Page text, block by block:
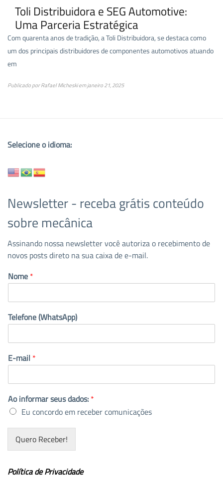
Toli Distribuidora e SEG Automotive:
Uma Parceria Estratégica
Com quarenta anos de tradição, a Toli Distribuidora, se destaca como
um dos principais distribuidores de componentes automotivos atuando
em
Publicado porRafael Micheskiemjaneiro 21, 2025
Selecione o idioma:
Newsletter - receba grátis conteúdo
sobre mecânica
Assinando nossa newsletter você autoriza o recebimento de
novos posts direto na sua caixa de e-mail.
Nome *
Telefone (WhatsApp)
E-mail *
Ao informar seus dados: *
Eu concordo em receber comunicações
Quero Receber!
Política de Privacidade